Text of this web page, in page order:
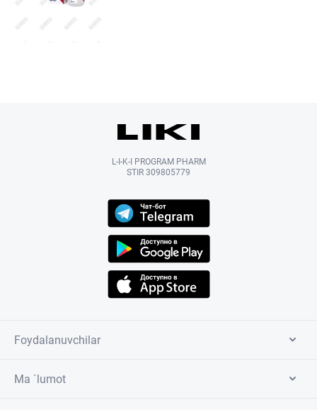
L-I-K-I PROGRAM PHARM
STIR 309805779
Foydalanuvchilar
Ma `lumot